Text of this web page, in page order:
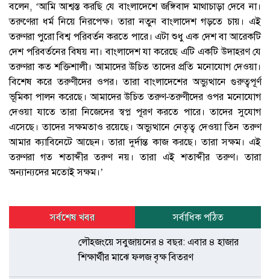
বলেন, ‘আমি আশ্বস্ত করছি যে বাংলাদেশে জঙ্গিবাদ মাথাচাড়া দেবে না।
তরুণেরা ধর্ম নিয়ে নিরপেক্ষ। তারা নতুন বাংলাদেশ গড়তে চায়। এই
তরুণরা পুরো বিশ্ব পরিবর্তন করতে পারে। এটা শুধু এক দেশ বা আরেকটি
দেশ পরিবর্তনের বিষয় না। বাংলাদেশ যা করেছে এটি একটি উদাহরণ যে
তরুণরা কত শক্তিশালী। আমাদের উচিত তাদের প্রতি মনোযোগ দেওয়া।
বিশেষ করে তরুণীদের ওপর। তারা বাংলাদেশের অভ্যুত্থানে গুরুত্বপূর্ণ
ভূমিকা পালন করেছে। আমাদের উচিত তরুণ-তরুণীদের ওপর মনোযোগ
দেওয়া যাতে তারা নিজেদের স্বপ্ন পূরণ করতে পারে। তাদের সুযোগ
এসেছে। তাদের সক্ষমতাও রয়েছে। অভ্যুত্থানে নেতৃত্ব দেওয়া তিন তরুণ
আমার ক্যাবিনেটে আছেন। তারা দুর্দান্ত কাজ করছে। তারা সক্ষম। এই
তরুণরা গত শতাব্দীর তরুণ নয়। তারা এই শতাব্দীর তরুণ। তারা
অন্যান্যদের মতোই সক্ষম।’
সর্বশেষ খবর
সর্বাধিক পঠিত
লৌহজংয়ে সবুজায়নের ৪ বছর: এবার ৪ হাজার
শিক্ষার্থীর মাঝে ফলজ বৃক্ষ বিতরণ